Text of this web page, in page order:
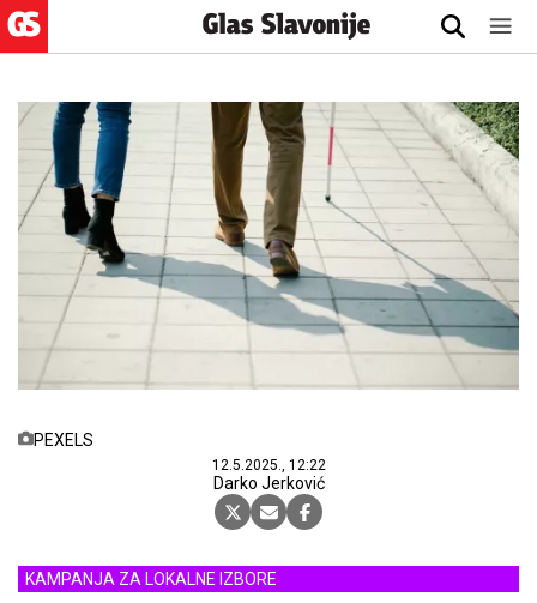
PEXELS
12.5.2025., 12:22
Darko Jerković
KAMPANJA ZA LOKALNE IZBORE